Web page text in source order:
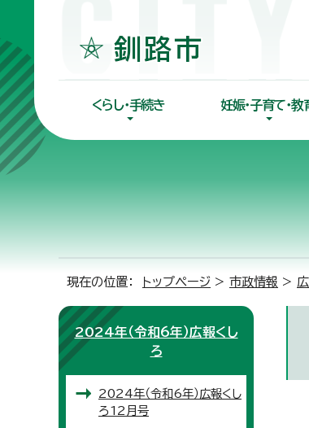
くらし・手続き 妊娠・子育て・教
現在の位置： トップページ > 市政情報 >
2024年（令和6年）広報くし
ろ
2024年（令和6年）広報くし
ろ12月号